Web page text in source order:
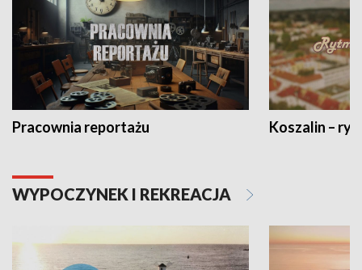
Pracownia reportażu Koszalin –
WYPOCZYNEK I REKREACJA